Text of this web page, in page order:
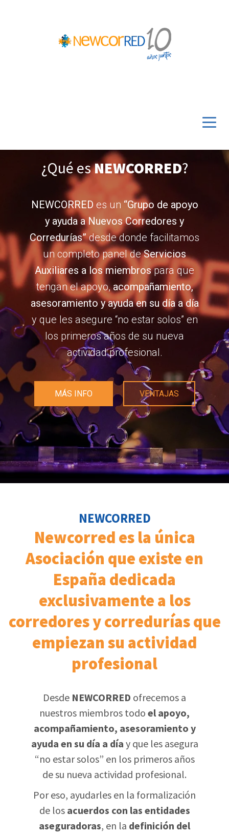
¿Qué esNEWCORRED?
NEWCORRED es un “Grupo de apoyo
y ayuda a Nuevos Corredores y
Corredurías”desde donde facilitamos
un completo panel deServicios
Auxiliares a los miembrospara que
tengan el apoyo,acompañamiento,
asesoramiento y ayuda en su día a día
y que les asegure “no estar solos” en
los primeros años de su nueva
actividad profesional.
MÁS INFO VENTAJAS
NEWCORRED
Newcorred es la única
Asociación que existe en
España dedicada
exclusivamente a los
corredores y corredurías que
empiezan su actividad
profesional
Desde NEWCORRED ofrecemos a
nuestros miembros todo el apoyo,
acompañamiento, asesoramiento y
ayuda en su día a día y que les asegura
“no estar solos” en los primeros años
de su nueva actividad profesional.
Por eso, ayudarles en la formalización
de los acuerdos con las entidades
aseguradoras, en la definición del